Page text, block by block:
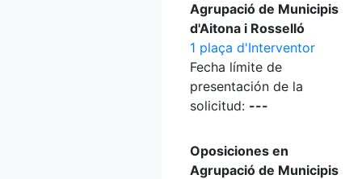
Agrupació de Municipis
d'Aitona i Rosselló
1 plaça d'Interventor
Fecha límite de
presentación de la
solicitud: ---
Oposiciones en
Agrupació de Municipis